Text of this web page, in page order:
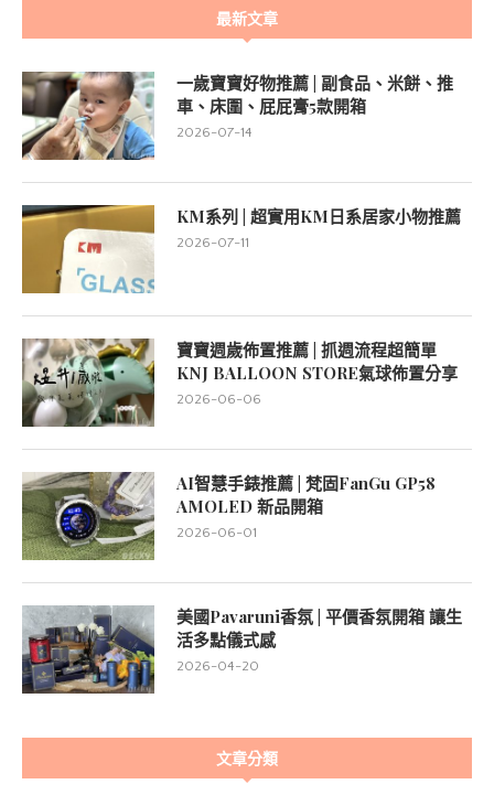
最新文章
一歲寶寶好物推薦 | 副食品、米餅、推
車、床圍、屁屁膏5款開箱
2026-07-14
KM系列 | 超實用KM日系居家小物推薦
2026-07-11
寶寶週歲佈置推薦 | 抓週流程超簡單
KNJ BALLOON STORE氣球佈置分享
2026-06-06
AI智慧手錶推薦 | 梵固FanGu GP58
AMOLED 新品開箱
2026-06-01
美國Pavaruni香氛 | 平價香氛開箱 讓生
活多點儀式感
2026-04-20
文章分類